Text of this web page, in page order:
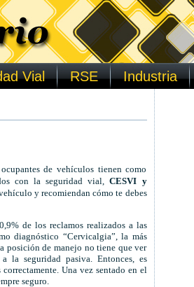
Vial RSE Industria
de vehículos tienen como
con la seguridad vial,CESVI y
y recomiendan cómo te debes
de los reclamos realizados a las
diagnóstico “Cervicalgia”, la más
posición de manejo no tiene que ver
la seguridad pasiva. Entonces, es
Una vez sentado en el
seguro.